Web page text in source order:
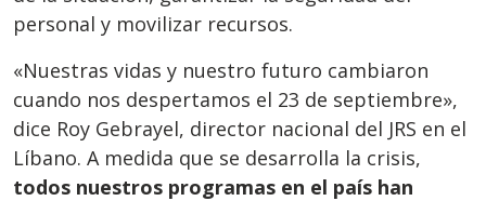
personal y movilizar recursos.
«Nuestras vidas y nuestro futuro cambiaron
cuando nos despertamos el 23 de septiembre»,
dice Roy Gebrayel, director nacional del JRS en el
Líbano. A medida que se desarrolla la crisis,
todos nuestros programas en el país han